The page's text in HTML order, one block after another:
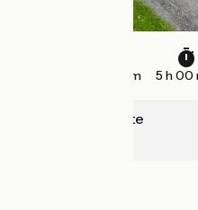
76 km 5 h 00
Barcelonnette